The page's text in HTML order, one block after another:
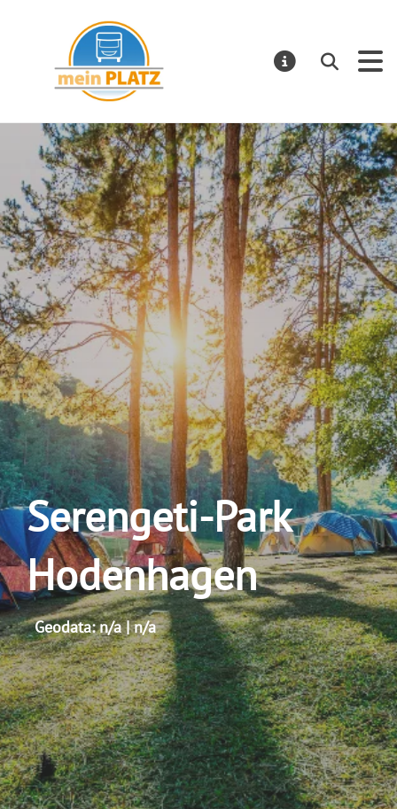
Suchen
Serengeti-Park
Hodenhagen
Geodata: n/a | n/a